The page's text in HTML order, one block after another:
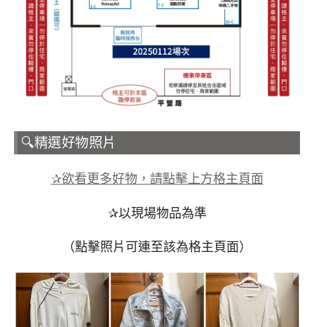
🔍精選好物照片
✰欲看更多好物，請點擊上方格主頁面
✰以現場物品為準
（點擊照片可連至該為格主頁面）